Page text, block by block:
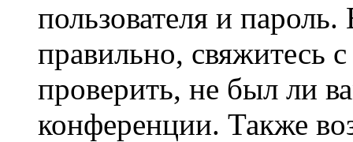
пользователя и
правильно, свяжитесь
проверить, не был ли
конференции. Также